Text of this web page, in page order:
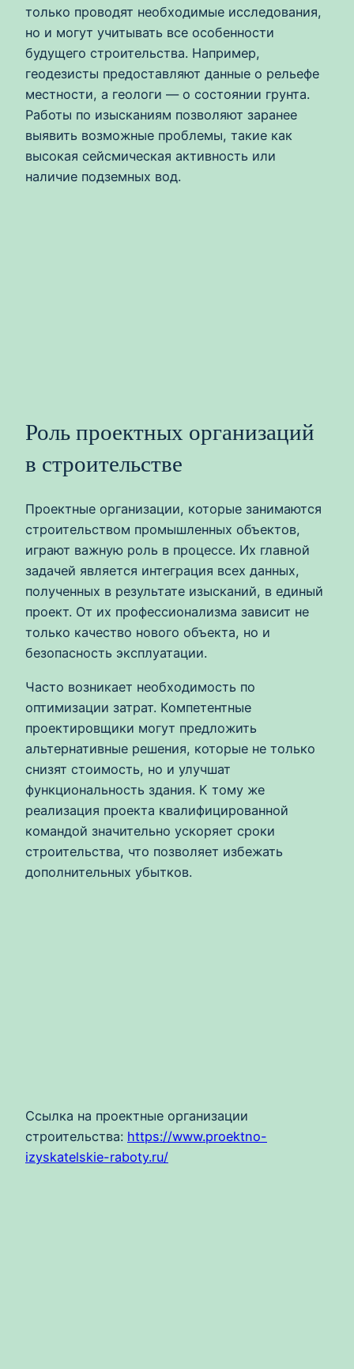
только проводят необходимые исследования,
но и могут учитывать все особенности
будущего строительства. Например,
геодезисты предоставляют данные о рельефе
местности, а геологи — о состоянии грунта.
Работы по изысканиям позволяют заранее
выявить возможные проблемы, такие как
высокая сейсмическая активность или
наличие подземных вод.
Роль проектных организаций
в строительстве
Проектные организации, которые занимаются
строительством промышленных объектов,
играют важную роль в процессе. Их главной
задачей является интеграция всех данных,
полученных в результате изысканий, в единый
проект. От их профессионализма зависит не
только качество нового объекта, но и
безопасность эксплуатации.
Часто возникает необходимость по
оптимизации затрат. Компетентные
проектировщики могут предложить
альтернативные решения, которые не только
снизят стоимость, но и улучшат
функциональность здания. К тому же
реализация проекта квалифицированной
командой значительно ускоряет сроки
строительства, что позволяет избежать
дополнительных убытков.
Ссылка на проектные организации
строительства: https://www.proektno-
izyskatelskie-raboty.ru/